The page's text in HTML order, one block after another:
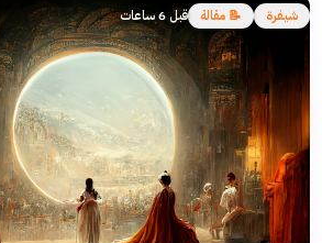
شيفرة 📝 مقالة قبل 6 ساعات